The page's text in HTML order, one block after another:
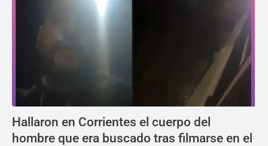
Hallaron en Corrientes el cuerpo del
hombre que era buscado tras filmarse en el